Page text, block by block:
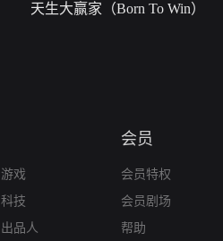
天生大赢家（Born To Win）
游戏
科技
出品人
会员
会员特权
会员剧场
帮助